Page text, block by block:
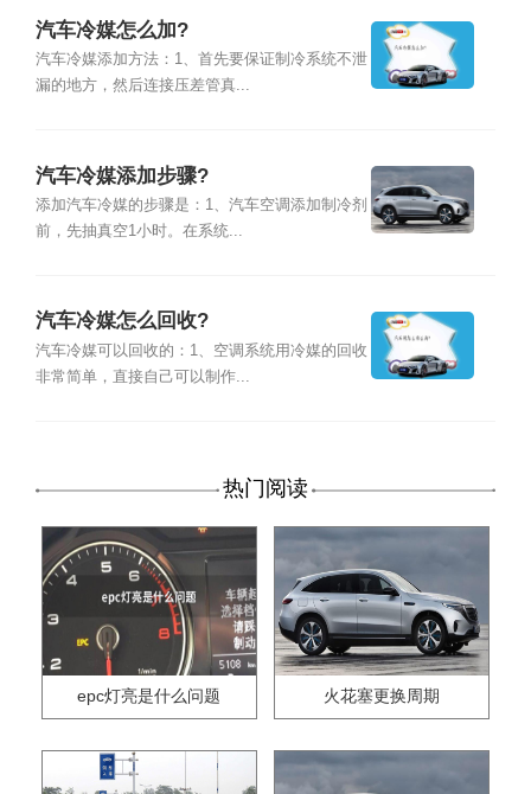
汽车冷媒怎么加?
汽车冷媒添加方法：1、首先要保证制冷系统不泄
漏的地方，然后连接压差管真...
汽车冷媒添加步骤?
添加汽车冷媒的步骤是：1、汽车空调添加制冷剂
前，先抽真空1小时。在系统...
汽车冷媒怎么回收?
汽车冷媒可以回收的：1、空调系统用冷媒的回收
非常简单，直接自己可以制作...
热门阅读
epc灯亮是什么问题 火花塞更换周期